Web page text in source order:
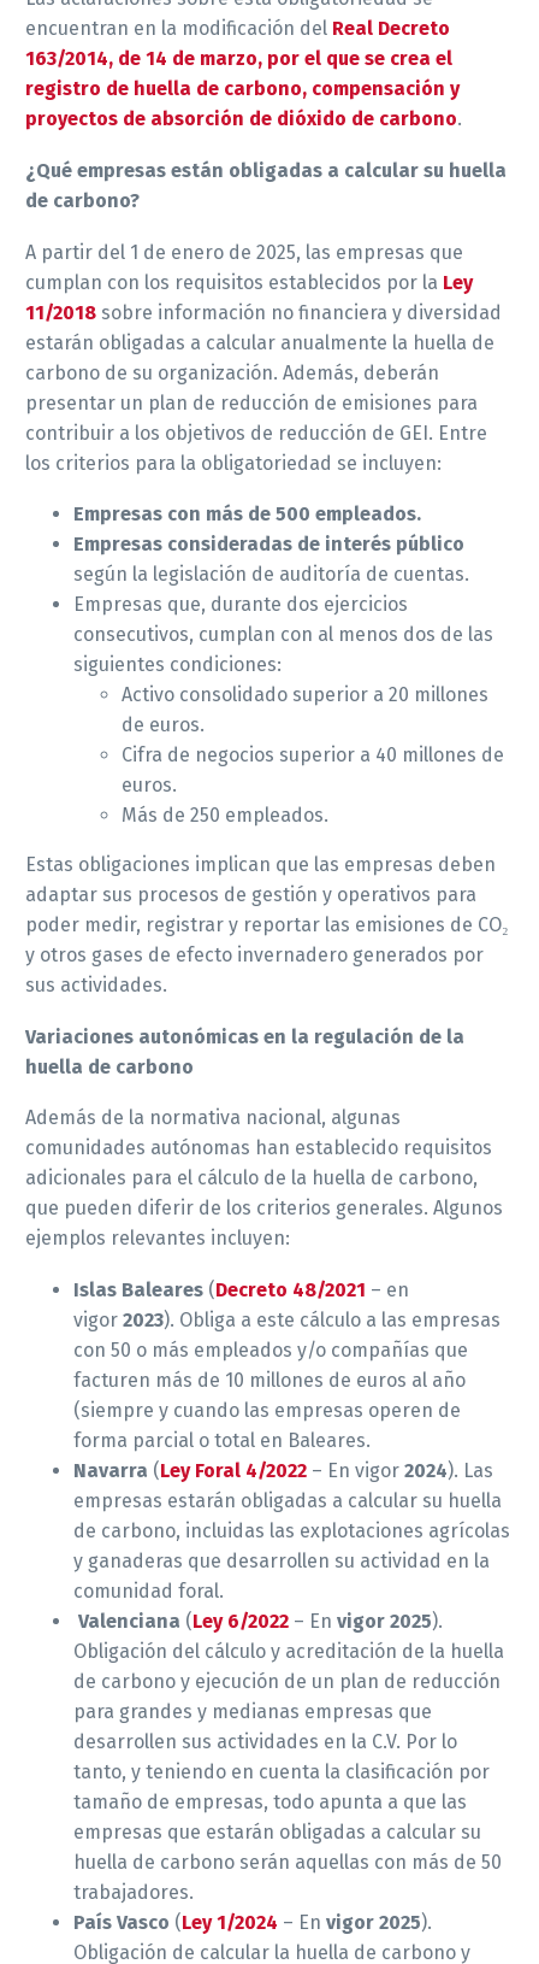
encuentran en la modificación del Real Decreto
163/2014, de 14 de marzo, por el que se crea el
registro de huella de carbono, compensación y
proyectos de absorción de dióxido de carbono.
¿Qué empresas están obligadas a calcular su huella
de carbono?
A partir del 1 de enero de 2025, las empresas que
cumplan con los requisitos establecidos por la Ley
11/2018 sobre información no financiera y diversidad
estarán obligadas a calcular anualmente la huella de
carbono de su organización. Además, deberán
presentar un plan de reducción de emisiones para
contribuir a los objetivos de reducción de GEI. Entre
los criterios para la obligatoriedad se incluyen:
Empresas con más de 500 empleados.
Empresas consideradas de interés público
según la legislación de auditoría de cuentas.
Empresas que, durante dos ejercicios
consecutivos, cumplan con al menos dos de las
siguientes condiciones:
Activo consolidado superior a 20 millones
de euros.
Cifra de negocios superior a 40 millones de
euros.
Más de 250 empleados.
Estas obligaciones implican que las empresas deben
adaptar sus procesos de gestión y operativos para
poder medir, registrar y reportar las emisiones de CO₂
y otros gases de efecto invernadero generados por
sus actividades.
Variaciones autonómicas en la regulación de la
huella de carbono
Además de la normativa nacional, algunas
comunidades autónomas han establecido requisitos
adicionales para el cálculo de la huella de carbono,
que pueden diferir de los criterios generales. Algunos
ejemplos relevantes incluyen:
Islas Baleares (Decreto 48/2021 – en
vigor 2023). Obliga a este cálculo a las empresas
con 50 o más empleados y/o compañías que
facturen más de 10 millones de euros al año
(siempre y cuando las empresas operen de
forma parcial o total en Baleares.
Navarra (Ley Foral 4/2022 – En vigor 2024). Las
empresas estarán obligadas a calcular su huella
de carbono, incluidas las explotaciones agrícolas
y ganaderas que desarrollen su actividad en la
comunidad foral.
Valenciana (Ley 6/2022 – En vigor 2025).
Obligación del cálculo y acreditación de la huella
de carbono y ejecución de un plan de reducción
para grandes y medianas empresas que
desarrollen sus actividades en la C.V. Por lo
tanto, y teniendo en cuenta la clasificación por
tamaño de empresas, todo apunta a que las
empresas que estarán obligadas a calcular su
huella de carbono serán aquellas con más de 50
trabajadores.
País Vasco (Ley 1/2024 – En vigor 2025).
Obligación de calcular la huella de carbono y